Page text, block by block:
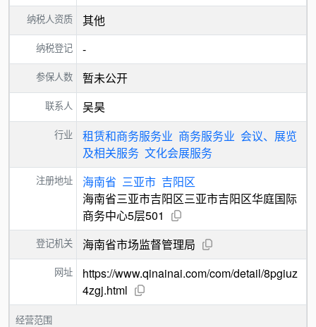
纳税人资质 其他
纳税登记 -
参保人数 暂未公开
联系人 吴昊
行业 租赁和商务服务业 商务服务业 会议、展览
及相关服务 文化会展服务
注册地址 海南省 三亚市 吉阳区
海南省三亚市吉阳区三亚市吉阳区华庭国际
商务中心5层501
登记机关 海南省市场监督管理局
网址
https://www.qinainai.com/com/detail/8pgiuz
4zgj.html
经营范围